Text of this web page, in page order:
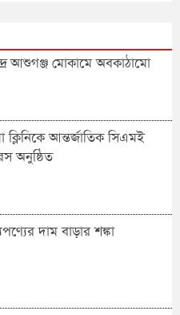
আশুগঞ্জ মোকামে অবকাঠামো
আন্তর্জাতিক সিএমই
অনুষ্ঠিত
দাম বাড়ার শঙ্কা